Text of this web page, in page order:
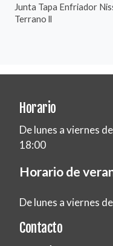
Junta Tapa Enfriador
Terrano ll
Horario
De lunes a viernes
18:00
Horario de
De lunes a viernes
Contacto